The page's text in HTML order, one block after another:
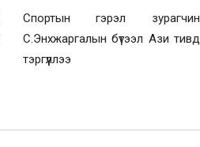
Спортын гэрэл зурагчин
С.Энхжаргалын бүтээл Ази тивд
тэргүүллээ